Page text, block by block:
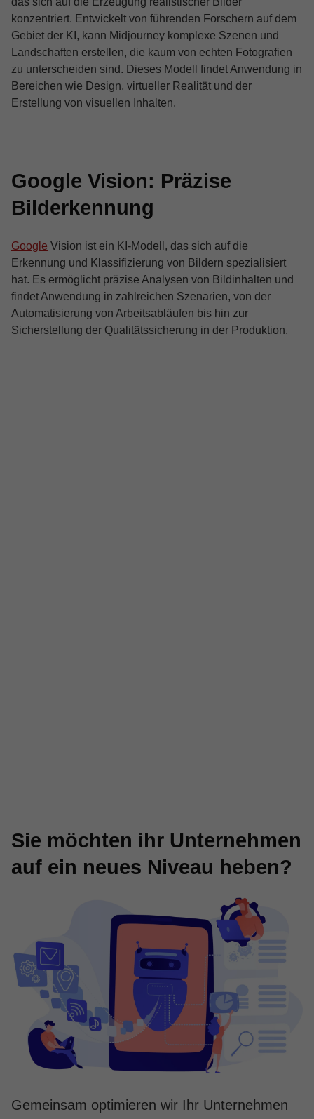
konzentriert. Entwickelt von führenden Forschern auf dem
Gebiet der KI, kann Midjourney komplexe Szenen und
Landschaften erstellen, die kaum von echten Fotografien
zu unterscheiden sind. Dieses Modell findet Anwendung in
Bereichen wie Design, virtueller Realität und der
Erstellung von visuellen Inhalten.
Google Vision: Präzise
Bilderkennung
Google Vision ist ein KI-Modell, das sich auf die
Erkennung und Klassifizierung von Bildern spezialisiert
hat. Es ermöglicht präzise Analysen von Bildinhalten und
findet Anwendung in zahlreichen Szenarien, von der
Automatisierung von Arbeitsabläufen bis hin zur
Sicherstellung der Qualitätssicherung in der Produktion.
Sie möchten ihr Unternehmen
auf ein neues Niveau heben?
Gemeinsam optimieren wir Ihr Unternehmen